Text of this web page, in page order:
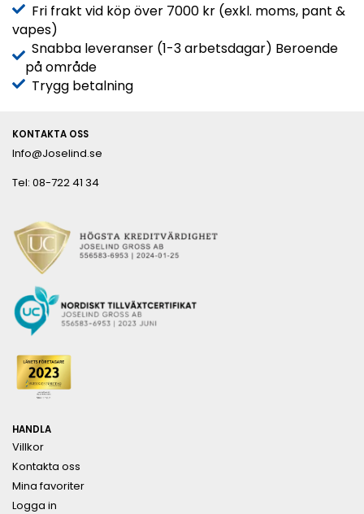
Fri frakt vid köp över 7000 kr (exkl. moms, pant &
vapes)
Snabba leveranser (1-3 arbetsdagar) Beroende
på område
Trygg betalning
KONTAKTA OSS
Info@Joselind.se
Tel: 08-722 41 34
HANDLA
Villkor
Kontakta oss
Mina favoriter
Logga in